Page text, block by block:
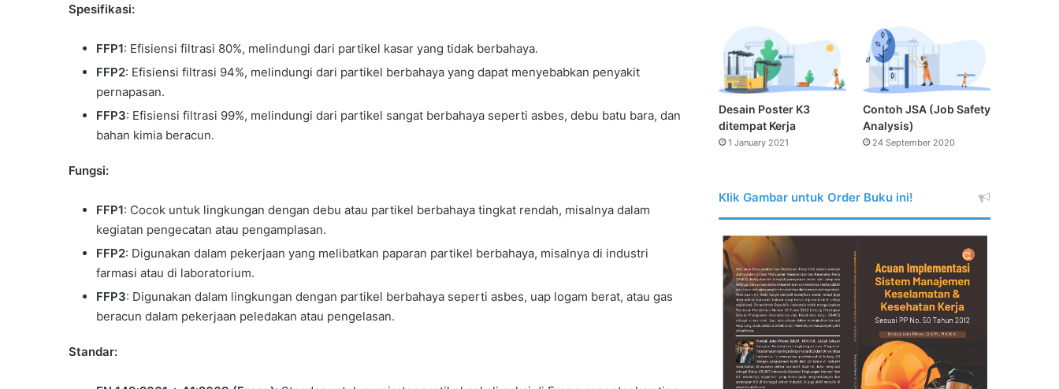
Spesifikasi:
FFP1: Efisiensi filtrasi 80%, melindungi dari partikel kasar yang tidak berbahaya.
FFP2: Efisiensi filtrasi 94%, melindungi dari partikel berbahaya yang dapat menyebabkan penyakit
pernapasan.
FFP3: Efisiensi filtrasi 99%, melindungi dari partikel sangat berbahaya seperti asbes, debu batu bara, dan
bahan kimia beracun.
Fungsi:
FFP1: Cocok untuk lingkungan dengan debu atau partikel berbahaya tingkat rendah, misalnya dalam
kegiatan pengecatan atau pengamplasan.
FFP2: Digunakan dalam pekerjaan yang melibatkan paparan partikel berbahaya, misalnya di industri
farmasi atau di laboratorium.
FFP3: Digunakan dalam lingkungan dengan partikel berbahaya seperti asbes, uap logam berat, atau gas
beracun dalam pekerjaan peledakan atau pengelasan.
Standar:
Desain Poster K3
ditempat Kerja
1 January 2021
Contoh JSA (Job Safety
Analysis)
24 September 2020
Klik Gambar untuk Order Buku ini!